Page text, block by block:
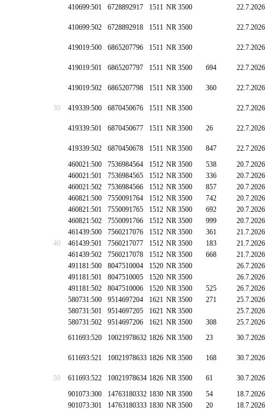
410699:501 6728892917 1511 NR 3500 22.7.2026
410699:502 6728892918 1511 NR 3500 22.7.2026
419019:500 6865207796 1511 NR 3500 22.7.2026
419019:501 6865207797 1511 NR 3500 694 22.7.2026
419019:502 6865207798 1511 NR 3500 360 22.7.2026
30 419339:500 6870450676 1511 NR 3500 22.7.2026
419339:501 6870450677 1511 NR 3500 26 22.7.2026
419339:502 6870450678 1511 NR 3500 847
22.7.2026
460021:500
7536984564 1512 NR 3500 538
20.7.2026
460021:501
7536984565 1512 NR 3500 336
20.7.2026
460021:502
7536984566 1512 NR 3500 857
20.7.2026
460821:500
7550091764 1512 NR 3500 742
20.7.2026
460821:501
7550091765 1512 NR 3500 692
20.7.2026
460821:502
7550091766 1512 NR 3500 999
20.7.2026
461439:500
7560217076 1512 NR 3500 361
21.7.2026
40
461439:501 7560217077 1512 NR 3500 183
21.7.2026
461439:502
7560217078 1512 NR 3500 668
21.7.2026
491181:500
8047510004 1520 NR 3500
26.7.2026
491181:501
8047510005 1520 NR 3500
26.7.2026
491181:502
8047510006 1520 NR 3500 525
26.7.2026
580731:500
9514697204 1621 NR 3500 271
25.7.2026
580731:501
9514697205 1621 NR 3500
25.7.2026
580731:502
9514697206 1621 NR 3500 308
25.7.2026
611693:520
10021978632 1826 NR 3500 23 30.7.2026
611693:521 10021978633 1826 NR 3500 168 30.7.2026
50 611693:522 10021978634 1826 NR 3500 61
30.7.2026
901073:300
14763180332 1830 NR 3500 54
18.7.2026
901073:301
14763180333 1830 NR 3500 20
18.7.2026